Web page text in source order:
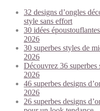
32 designs d’ongles
style sans effort
30 idées
2026
30 superbes styles de
2026
Découvrez 36 superbes
2026
46 superbes designs
2026
26 superbes designs